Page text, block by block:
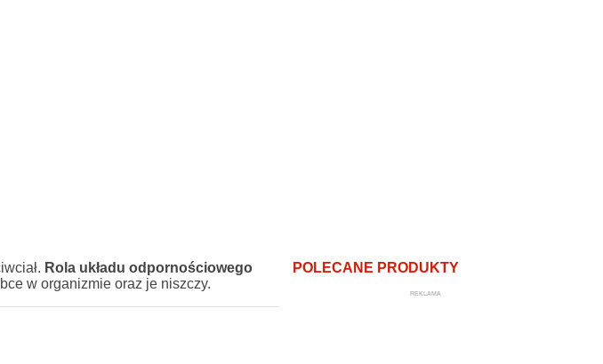
Rola układu odpornościowego
w organizmie oraz je niszczy.
POLECANE PRODUKTY
REKLAMA